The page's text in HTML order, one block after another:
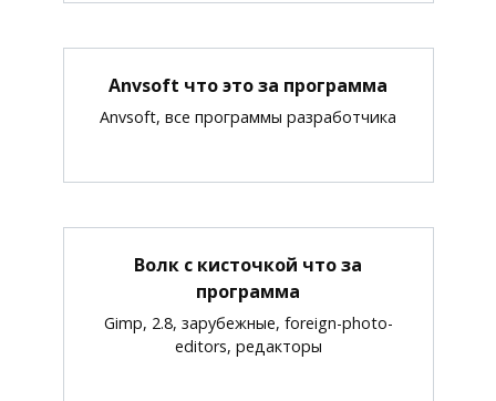
Anvsoft что это за программа
Anvsoft, все программы разработчика
Волк с кисточкой что за
программа
Gimp, 2.8, зарубежные, foreign-photo-
editors, редакторы